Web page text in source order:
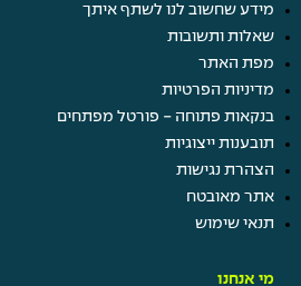
מידע שחשוב לנו לשתף איתך
שאלות ותשובות
מפת האתר
מדיניות הפרטיות
בנקאות פתוחה - פורטל מפתחים
תובענות ייצוגיות
הצהרת נגישות
אתר מאובטח
תנאי שימוש
מי אנחנו